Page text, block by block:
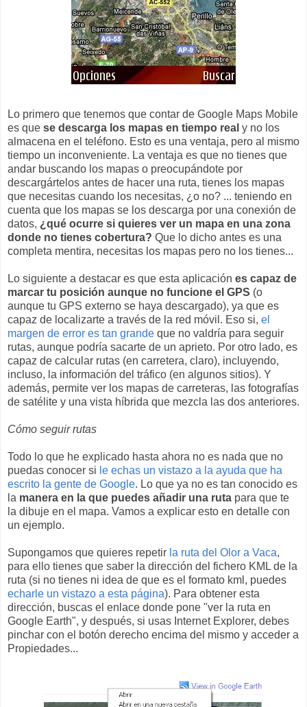
Lo primero que tenemos que contar de Google Maps Mobile
es que se descarga los mapas en tiempo real y no los
almacena en el teléfono. Esto es una ventaja, pero al mismo
tiempo un inconveniente. La ventaja es que no tienes que
andar buscando los mapas o preocupándote por
descargártelos antes de hacer una ruta, tienes los mapas
que necesitas cuando los necesitas, ¿o no? ... teniendo en
cuenta que los mapas se los descarga por una conexión de
datos, ¿qué ocurre si quieres ver un mapa en una zona
donde no tienes cobertura? Que lo dicho antes es una
completa mentira, necesitas los mapas pero no los tienes...
Lo siguiente a destacar es que esta aplicación es capaz de
marcar tu posición aunque no funcione el GPS (o
aunque tu GPS externo se haya descargado), ya que es
capaz de localizarte a través de la red móvil. Eso si, el
margen de error es tan grande que no valdría para seguir
rutas, aunque podría sacarte de un aprieto. Por otro lado, es
capaz de calcular rutas (en carretera, claro), incluyendo,
incluso, la información del tráfico (en algunos sitios). Y
además, permite ver los mapas de carreteras, las fotografías
de satélite y una vista híbrida que mezcla las dos anteriores.
Cómo seguir rutas
Todo lo que he explicado hasta ahora no es nada que no
puedas conocer si le echas un vistazo a la ayuda que ha
escrito la gente de Google. Lo que ya no es tan conocido es
la manera en la que puedes añadir una ruta para que te
la dibuje en el mapa. Vamos a explicar esto en detalle con
un ejemplo.
Supongamos que quieres repetir la ruta del Olor a Vaca,
para ello tienes que saber la dirección del fichero KML de la
ruta (si no tienes ni idea de que es el formato kml, puedes
echarle un vistazo a esta página). Para obtener esta
dirección, buscas el enlace donde pone "ver la ruta en
Google Earth", y después, si usas Internet Explorer, debes
pinchar con el botón derecho encima del mismo y acceder a
Propiedades...